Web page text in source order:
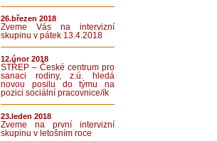
26.březen 2018
Zveme Vás na intervizní
skupinu v pátek 13.4.2018
12.únor 2018
STŘEP – České centrum pro
sanaci rodiny, z.ú. hledá
novou posilu do týmu na
pozici sociální pracovnice/ík
23.leden 2018
Zveme na první intervizní
skupinu v letošním roce